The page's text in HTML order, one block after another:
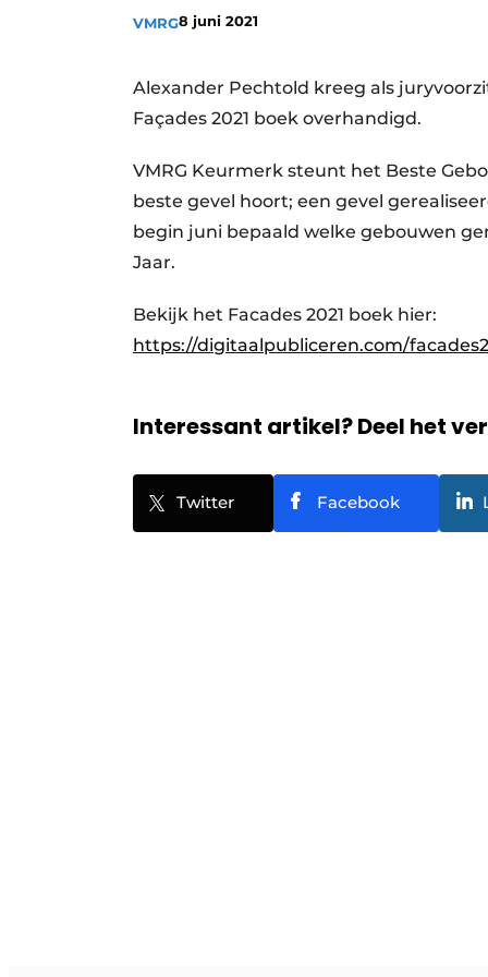
Privacy / Cookie statement
Vacatures
VMRG8 juni 2021
Alexander Pechtold kreeg als
Façades 2021 boek overhandigd.
VMRG Keurmerk steunt het Beste
beste gevel hoort; een gevel
begin juni bepaald welke gebouwen
Jaar.
Bekijk het Facades 2021 boek hier:
https://digitaalpubliceren.com/
Interessant artikel? Deel het
Twitter Facebook